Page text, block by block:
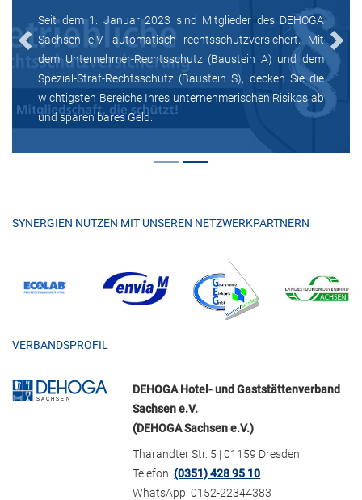
Seit dem 1. Januar 2023 sind Mitglieder des DEHOGA
Sachsen e.V. automatisch rechtsschutzversichert. Mit
dem Unternehmer-Rechtsschutz (Baustein A) und dem
Spezial-Straf-Rechtsschutz (Baustein S), decken Sie die
wichtigsten Bereiche Ihres unternehmerischen Risikos ab
und sparen bares Geld.
Previous Next
SYNERGIEN NUTZEN MIT UNSEREN NETZWERKPARTNERN
VERBANDSPROFIL
DEHOGA Hotel- und Gaststättenverband
Sachsen e.V.
(DEHOGA Sachsen e.V.)
Tharandter Str. 5 | 01159 Dresden
Telefon:(0351) 428 95 10
WhatsApp: 0152-22344383